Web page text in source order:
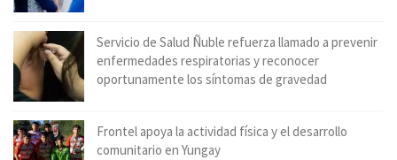
Servicio de Salud Ñuble refuerza llamado a prevenir
enfermedades respiratorias y reconocer
oportunamente los síntomas de gravedad
Frontel apoya la actividad física y el desarrollo
comunitario en Yungay